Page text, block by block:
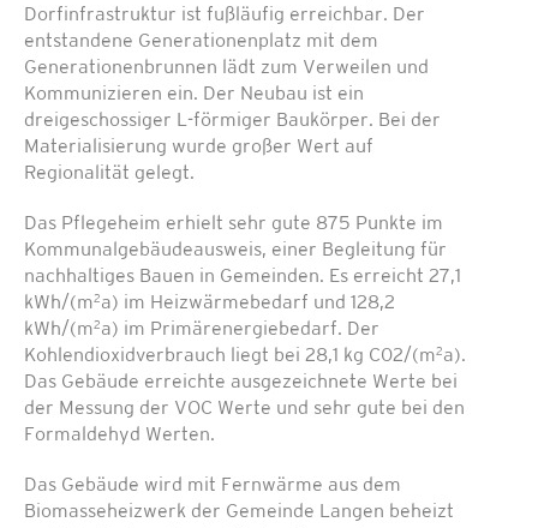
Dorfinfrastruktur ist fußläufig erreichbar. Der
entstandene Generationenplatz mit dem
Generationenbrunnen lädt zum Verweilen und
Kommunizieren ein. Der Neubau ist ein
dreigeschossiger L-förmiger Baukörper. Bei der
Materialisierung wurde großer Wert auf
Regionalität gelegt.
Das Pflegeheim erhielt sehr gute 875 Punkte im
Kommunalgebäudeausweis, einer Begleitung für
nachhaltiges Bauen in Gemeinden. Es erreicht 27,1
kWh/(m2a) im Heizwärmebedarf und 128,2
kWh/(m2a) im Primärenergiebedarf. Der
Kohlendioxidverbrauch liegt bei 28,1 kg C02/(m2a).
Das Gebäude erreichte ausgezeichnete Werte bei
der Messung der VOC Werte und sehr gute bei den
Formaldehyd Werten.
Das Gebäude wird mit Fernwärme aus dem
Biomasseheizwerk der Gemeinde Langen beheizt